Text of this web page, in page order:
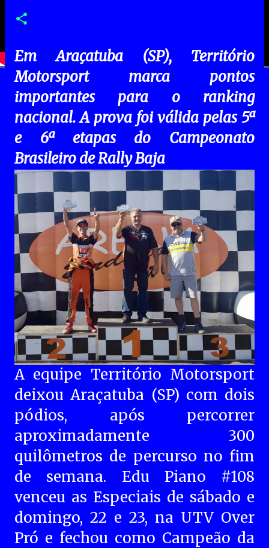
Em Araçatuba (SP), Território
Motorsport marca pontos
importantes para o ranking
nacional. A prova foi válida pelas 5ª
e 6ª etapas do Campeonato
Brasileiro de Rally Baja
A equipe Território Motorsport
deixou Araçatuba (SP) com dois
pódios, após percorrer
aproximadamente 300
quilômetros de percurso no fim
de semana. Edu Piano #108
venceu as Especiais de sábado e
domingo, 22 e 23, na UTV Over
Pró e fechou como Campeão da